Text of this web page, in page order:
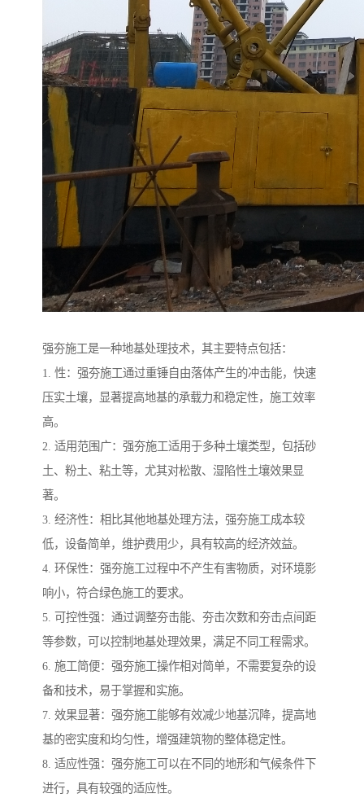
强夯施工是一种地基处理技术，其主要特点包括：
1. 性：强夯施工通过重锤自由落体产生的冲击能，快速
压实土壤，显著提高地基的承载力和稳定性，施工效率
高。
2. 适用范围广：强夯施工适用于多种土壤类型，包括砂
土、粉土、粘土等，尤其对松散、湿陷性土壤效果显
著。
3. 经济性：相比其他地基处理方法，强夯施工成本较
低，设备简单，维护费用少，具有较高的经济效益。
4. 环保性：强夯施工过程中不产生有害物质，对环境影
响小，符合绿色施工的要求。
5. 可控性强：通过调整夯击能、夯击次数和夯击点间距
等参数，可以控制地基处理效果，满足不同工程需求。
6. 施工简便：强夯施工操作相对简单，不需要复杂的设
备和技术，易于掌握和实施。
7. 效果显著：强夯施工能够有效减少地基沉降，提高地
基的密实度和均匀性，增强建筑物的整体稳定性。
8. 适应性强：强夯施工可以在不同的地形和气候条件下
进行，具有较强的适应性。